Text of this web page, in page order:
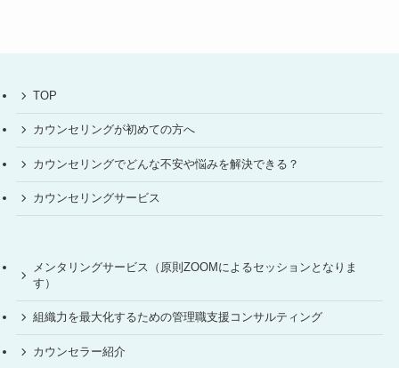
TOP
カウンセリングが初めての方へ
カウンセリングでどんな不安や悩みを解決できる？
カウンセリングサービス
メンタリングサービス（原則ZOOMによるセッションとなりま
す）
組織力を最大化するための管理職支援コンサルティング
カウンセラー紹介